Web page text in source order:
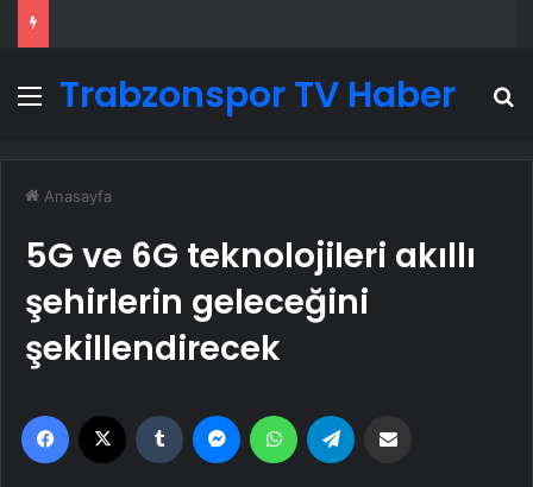
Menü
Trabzonspor TV Haber
Anasayfa
5G ve 6G teknolojileri akıllı
şehirlerin geleceğini
şekillendirecek
Facebook Tumblr MessengerWhatsApp